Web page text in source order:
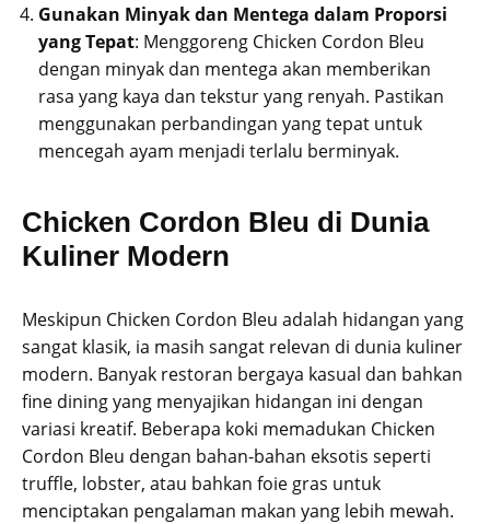
Gunakan Minyak dan Mentega dalam Proporsi
yang Tepat: Menggoreng Chicken Cordon Bleu
dengan minyak dan mentega akan memberikan
rasa yang kaya dan tekstur yang renyah. Pastikan
menggunakan perbandingan yang tepat untuk
mencegah ayam menjadi terlalu berminyak.
Chicken Cordon Bleu di Dunia
Kuliner Modern
Meskipun Chicken Cordon Bleu adalah hidangan yang
sangat klasik, ia masih sangat relevan di dunia kuliner
modern. Banyak restoran bergaya kasual dan bahkan
fine dining yang menyajikan hidangan ini dengan
variasi kreatif. Beberapa koki memadukan Chicken
Cordon Bleu dengan bahan-bahan eksotis seperti
truffle, lobster, atau bahkan foie gras untuk
menciptakan pengalaman makan yang lebih mewah.